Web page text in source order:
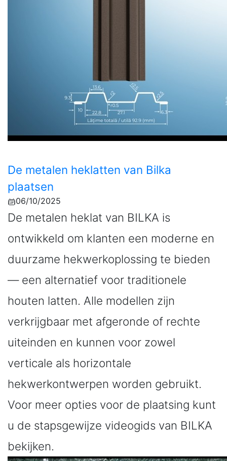
De metalen heklatten van Bilka
plaatsen
06/10/2025
De metalen heklat van BILKA is
ontwikkeld om klanten een moderne en
duurzame hekwerkoplossing te bieden
— een alternatief voor traditionele
houten latten. Alle modellen zijn
verkrijgbaar met afgeronde of rechte
uiteinden en kunnen voor zowel
verticale als horizontale
hekwerkontwerpen worden gebruikt.
Voor meer opties voor de plaatsing kunt
u de stapsgewijze videogids van BILKA
bekijken.